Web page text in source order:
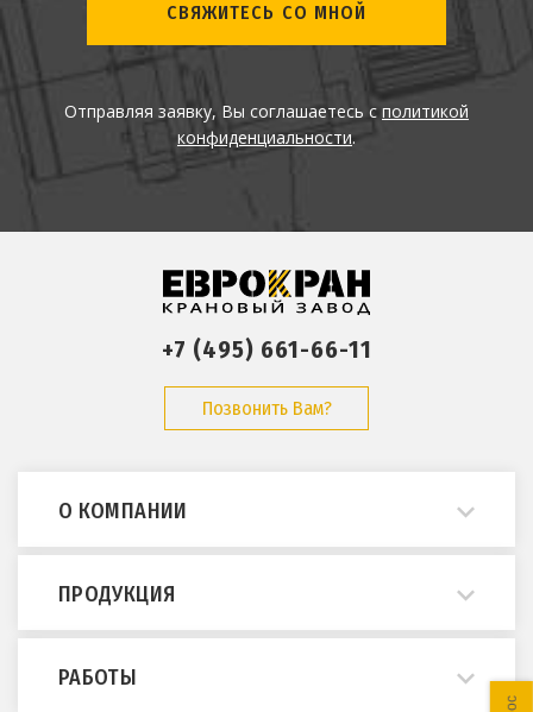
СВЯЖИТЕСЬ СО МНОЙ
Отправляя заявку, Вы соглашаетесь сполитикой
конфиденциальности.
+7 (495) 661-66-11
Позвонить Вам?
О КОМПАНИИ
О нас
Примеры работ
Опросные листы
ГОСТы и нормативы
ПРОДУКЦИЯ
Мостовые краны
Кран-балки
РАБОТЫ